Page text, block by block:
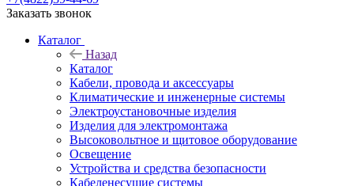
Заказать звонок
Каталог
Назад
Каталог
Кабели, провода и аксессуары
Климатические и инженерные системы
Электроустановочные изделия
Изделия для электромонтажа
Высоковольтное и щитовое оборудование
Освещение
Устройства и средства безопасности
Кабеленесущие системы